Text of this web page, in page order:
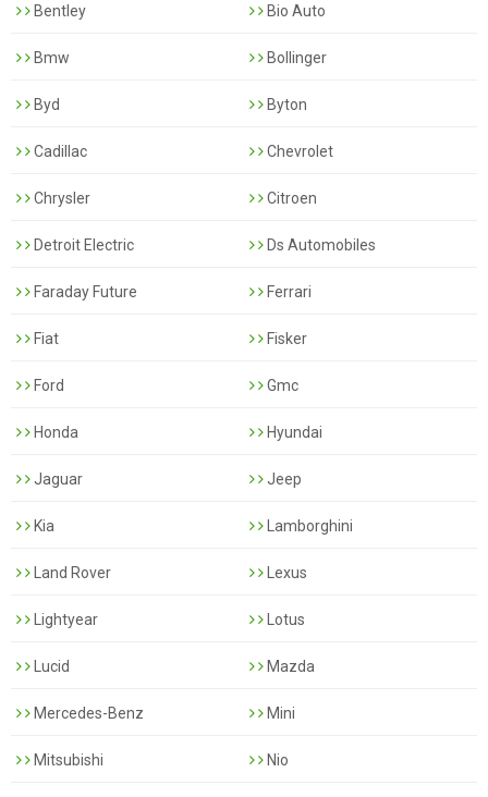
Bentley Bio Auto
Bmw Bollinger
Byd Byton
Cadillac Chevrolet
Chrysler Citroen
Detroit Electric Ds Automobiles
Faraday Future Ferrari
Fiat Fisker
Ford Gmc
Honda Hyundai
Jaguar Jeep
Kia Lamborghini
Land Rover Lexus
Lightyear Lotus
Lucid Mazda
Mercedes-Benz Mini
Mitsubishi Nio